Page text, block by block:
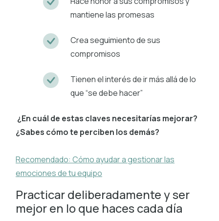
mantiene las promesas
Crea seguimiento de sus
compromisos
Tienen el interés de ir más allá de lo
que “se debe hacer”
¿En cuál de estas claves necesitarías mejorar?
¿Sabes cómo te perciben los demás?
Recomendado: Cómo ayudar a gestionar las
emociones de tu equipo
Practicar deliberadamente y ser
mejor en lo que haces cada día